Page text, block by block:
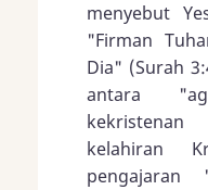
menyebut
"Firman
Dia" (Surah
antara
kelahiran
pengajaran